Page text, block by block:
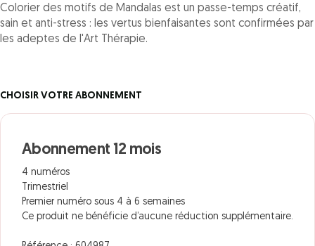
Colorier des motifs de Mandalas est un passe-temps créatif,
sain et anti-stress : les vertus bienfaisantes sont confirmées par
les adeptes de l'Art Thérapie.
CHOISIR VOTRE ABONNEMENT
Abonnement 12 mois
4 numéros
Trimestriel
Premier numéro sous 4 à 6 semaines
Ce produit ne bénéficie d’aucune réduction supplémentaire.